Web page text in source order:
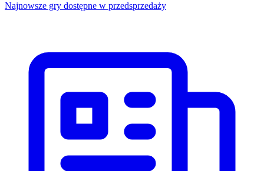
Najnowsze gry dostępne w przedsprzedaży